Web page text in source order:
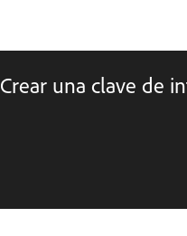
Crear una clave de